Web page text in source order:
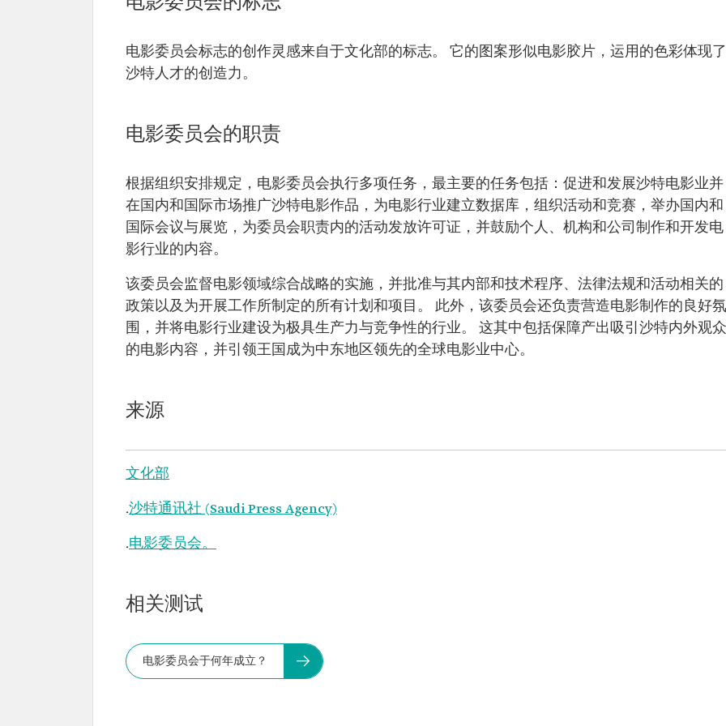
电影委员会标志的创作灵感来自于文化部的标志。 它的图案形似电影胶片，运用的色彩体现了
沙特人才的创造力。
电影委员会的职责
根据组织安排规定，电影委员会执行多项任务，最主要的任务包括：促进和发展沙特电影业并
在国内和国际市场推广沙特电影作品，为电影行业建立数据库，组织活动和竞赛，举办国内和
国际会议与展览，为委员会职责内的活动发放许可证，并鼓励个人、机构和公司制作和开发电
影行业的内容。
该委员会监督电影领域综合战略的实施，并批准与其内部和技术程序、法律法规和活动相关的
政策以及为开展工作所制定的所有计划和项目。 此外，该委员会还负责营造电影制作的良好氛
围，并将电影行业建设为极具生产力与竞争性的行业。 这其中包括保障产出吸引沙特内外观众
的电影内容，并引领王国成为中东地区领先的全球电影业中心。
来源
文化部
.沙特通讯社 (Saudi Press Agency)
.电影委员会。
相关测试
电影委员会于何年成立？